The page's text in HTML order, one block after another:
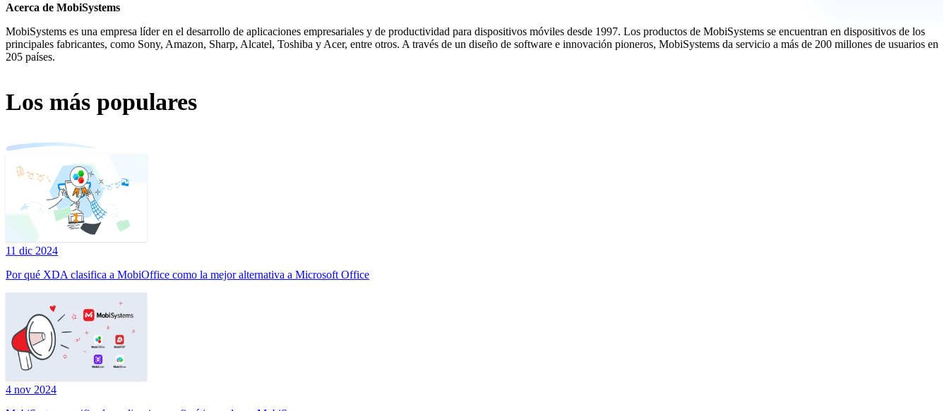
Acerca de MobiSystems
MobiSystems es una empresa líder en el desarrollo de aplicaciones empresariales y de productividad para dispositivos móviles desde 1997. Los productos de MobiSystems se encuentran en dispositivos de los
principales fabricantes, como Sony, Amazon, Sharp, Alcatel, Toshiba y Acer, entre otros. A través de un diseño de software e innovación pioneros, MobiSystems da servicio a más de 200 millones de usuarios en
205 países.
Los más populares
11 dic 2024
Por qué XDA clasifica a MobiOffice como la mejor alternativa a Microsoft Office
4 nov 2024